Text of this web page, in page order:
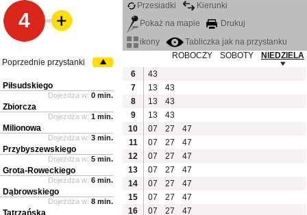
4
Przesiadki
Kierunki
Pokaż na mapie
Drukuj
ikony
Tabliczka jak na przystanku
ROBOCZY
SOBOTY
NIEDZIELA
6
43
7
13
43
8
13
43
9
13
43
10
07 27
47
11
07 27
47
12
07 27
47
13
07 27
47
14
07 27
47
15
07 27
47
16
07 27 47
Poprzednie przystanki
Piłsudskiego
Dojeżdża w: 0 min.
Zbiorcza
Dojeżdża w: 1 min.
Milionowa
Dojeżdża w: 3 min.
Przybyszewskiego
Dojeżdża w: 5 min.
Grota-Roweckiego
Dojeżdża w: 6 min.
Dąbrowskiego
Dojeżdża w: 8 min.
Tatrzańska